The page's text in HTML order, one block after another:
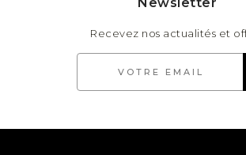
Recevez nos actualités et